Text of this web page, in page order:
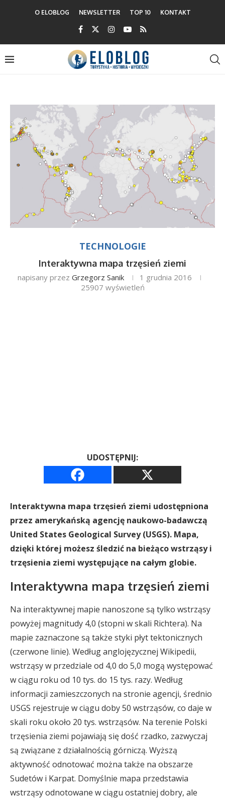
O ELOBLOG NEWSLETTER TOP 10 KONTAKT
TECHNOLOGIE
Interaktywna mapa trzęsień ziemi
napisany przez Grzegorz Sanik
1 grudnia 2016
25907 wyświetleń
UDOSTĘPNIJ:
Interaktywna mapa trzęsień ziemi udostępniona
przez amerykańską agencję naukowo-badawczą
United States Geological Survey (USGS). Mapa,
dzięki której możesz śledzić na bieżąco wstrząsy i
trzęsienia ziemi występujące na całym globie.
Interaktywna mapa trzęsień ziemi
Na interaktywnej mapie nanoszone są tylko wstrząsy
powyżej magnitudy 4,0 (stopni w skali Richtera). Na
mapie zaznaczone są także styki płyt tektonicznych
(czerwone linie). Według anglojęzycznej Wikipedii,
wstrząsy w przedziale od 4,0 do 5,0 mogą występować
w ciągu roku od 10 tys. do 15 tys. razy. Według
informacji zamieszczonych na stronie agencji, średnio
USGS rejestruje w ciągu doby 50 wstrząsów, co daje w
skali roku około 20 tys. wstrząsów. Na terenie Polski
trzęsienia ziemi pojawiają się dość rzadko, zazwyczaj
są związane z działalnością górniczą. Wyższą
aktywność odnotować można także na obszarze
Sudetów i Karpat. Domyślnie mapa przedstawia
wstrząsy odnotowane w ciągu ostatniej dobry, ale